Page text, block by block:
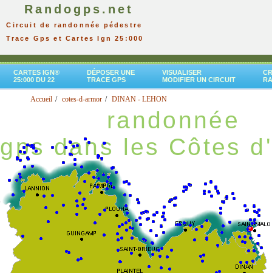
Randogps.net
Circuit de randonnée pédestre
Trace Gps et Cartes Ign 25:000
CARTES IGN®
25:000 DU 22
DÉPOSER UNE
TRACE GPS
VISUALISER
MODIFIER UN CIRCUIT
Accueil cotes-d-armor DINAN - LEHON
randonnée
gps dans les Côtes